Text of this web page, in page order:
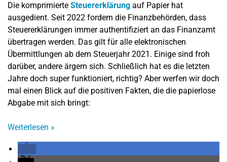
Die komprimierte Steuererklärung auf Papier hat
ausgedient. Seit 2022 fordern die Finanzbehörden, dass
Steuererklärungen immer authentifiziert an das Finanzamt
übertragen werden. Das gilt für alle elektronischen
Übermittlungen ab dem Steuerjahr 2021. Einige sind froh
darüber, andere ärgern sich. Schließlich hat es die letzten
Jahre doch super funktioniert, richtig? Aber werfen wir doch
mal einen Blick auf die positiven Fakten, die die papierlose
Abgabe mit sich bringt:
Weiterlesen »